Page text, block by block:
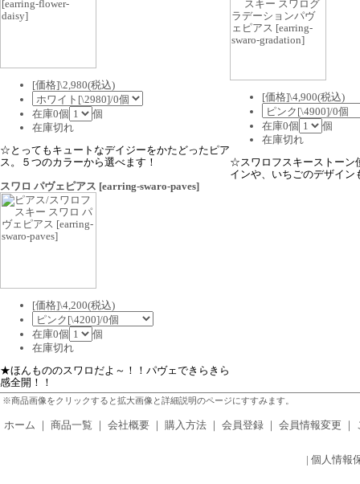
[価格]\2,980(税込)
在庫0個
個
在庫切れ
☆とってもキュートなデイジーをかたどったピア
ス。５つのカラーから選べます！
[価格]\4,900(税込)
在庫0個
個
在庫切れ
☆スワロフスキーストーン
インや、いちごのデザイン
スワロ パヴェピアス [earring-swaro-paves]
[価格]\4,200(税込)
在庫0個
個
在庫切れ
★ほんもののスワロだよ～！！パヴェできらきら
感全開！！
※商品画像をクリックすると拡大画像と詳細説明のページにすすみます。
ホーム ｜ 商品一覧 ｜ 会社概要 ｜ 購入方法 ｜ 会員登録 ｜ 会員情報変更 ｜
| 個人情報